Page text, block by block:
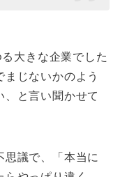
大きな企業でした
じないかのよう
、と言い聞かせて
思議で、「本当に